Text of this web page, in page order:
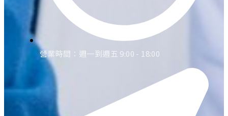
營業時間：週一到週五 9:00 - 18:00